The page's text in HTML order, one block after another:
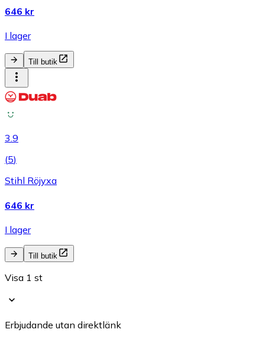
646 kr
I lager
Till butik
3.9
(5)
Stihl Röjyxa
646 kr
I lager
Till butik
Visa 1 st
Erbjudande utan direktlänk